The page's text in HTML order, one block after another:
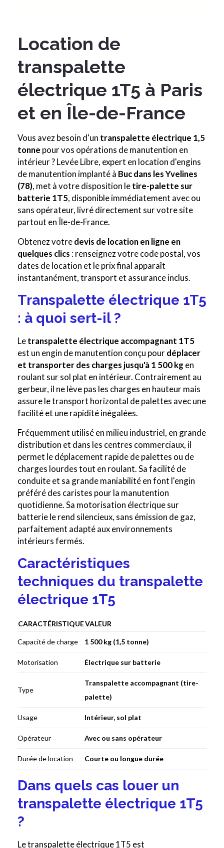
Location de
transpalette
électrique 1T5 à Paris
et en Île-de-France
Vous avez besoin d'un transpalette électrique 1,5
tonne pour vos opérations de manutention en
intérieur ? Levée Libre, expert en location d'engins
de manutention implanté à Buc dans les Yvelines
(78), met à votre disposition letire-palette sur
batterie 1T5, disponible immédiatement avec ou
sans opérateur, livré directement sur votre site
partout en Île-de-France.
Obtenez votredevis de location en ligne en
quelques clics : renseignez votre code postal, vos
dates de location et le prix final apparaît
instantanément, transport et assurance inclus.
Transpalette électrique 1T5
: à quoi sert-il ?
Letranspalette électrique accompagnant 1T5
est un engin de manutention conçu pourdéplacer
et transporter des charges jusqu'à 1 500 kg en
roulant sur sol plat en intérieur. Contrairement au
gerbeur, il ne lève pas les charges en hauteur mais
assure le transport horizontal de palettes avec une
facilité et une rapidité inégalées.
Fréquemment utilisé en milieu industriel, en grande
distribution et dans les centres commerciaux, il
permet le déplacement rapide de palettes ou de
charges lourdes tout en roulant. Sa facilité de
conduite et sa grande maniabilité en font l'engin
préféré des caristes pour la manutention
quotidienne. Sa motorisation électrique sur
batterie le rend silencieux, sans émission de gaz,
parfaitement adapté aux environnements
intérieurs fermés.
Caractéristiques
techniques du transpalette
électrique 1T5
CARACTÉRISTIQUEVALEUR
Capacité de charge 1 500 kg (1,5 tonne)
Motorisation Électrique sur batterie
Type
Transpalette accompagnant (tire-
palette)
Usage Intérieur, sol plat
Opérateur Avec ou sans opérateur
Durée de location Courte ou longue durée
Dans quels cas louer un
transpalette électrique 1T5
?
Le transpalette électrique 1T5 est